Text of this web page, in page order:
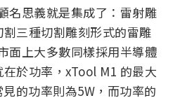
名思義就是集成了：雷射雕
三種切割雕刻形式的雷雕
面上大多數同樣採用半導體
於功率，xTool M1 的最大
的功率則為5W，而功率的